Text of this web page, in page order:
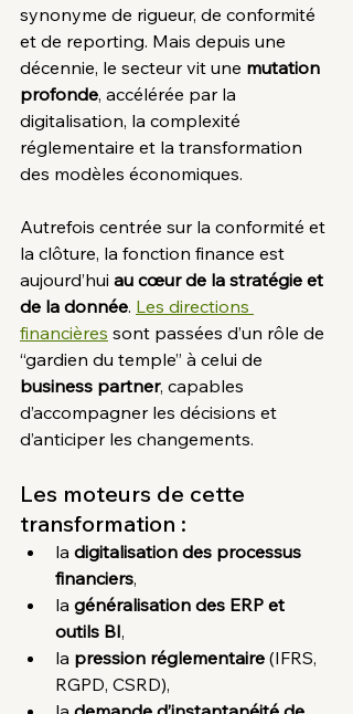
synonyme de rigueur, de conformité
et de reporting. Mais depuis une
décennie, le secteur vit une mutation
profonde, accélérée par la
digitalisation, la complexité
réglementaire et la transformation
des modèles économiques.
Autrefois centrée sur la conformité et
la clôture, la fonction finance est
aujourd’hui au cœur de la stratégie et
de la donnée. Les directions
financières sont passées d’un rôle de
“gardien du temple” à celui de
business partner, capables
d’accompagner les décisions et
d’anticiper les changements.
Les moteurs de cette
transformation :
la digitalisation des processus
financiers,
la généralisation des ERP et
outils BI,
la pression réglementaire (IFRS,
RGPD, CSRD),